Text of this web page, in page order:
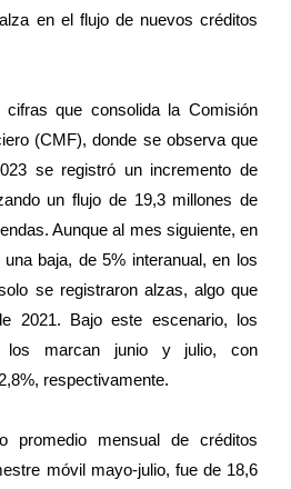
en el flujo de nuevos créditos
que consolida la Comisión
(CMF), donde se observa que
se registró un incremento de
un flujo de 19,3 millones de
Aunque al mes siguiente, en
baja, de 5% interanual, en los
se registraron alzas, algo que
2021. Bajo este escenario, los
los marcan junio y julio, con
respectivamente.
mensual de créditos
móvil mayo-julio, fue de 18,6